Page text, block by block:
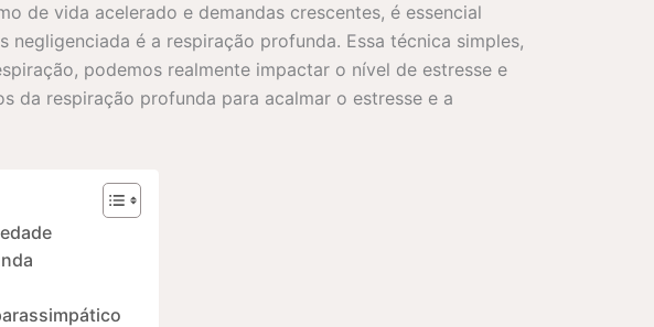
de vida acelerado e demandas crescentes, é essencial
é a respiração profunda. Essa técnica simples,
podemos realmente impactar o nível de estresse e
da respiração profunda para acalmar o estresse e a